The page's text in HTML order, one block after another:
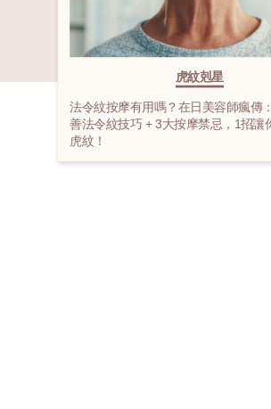
虎紋剋星
法令紋按摩有用嗎？在日美容師瘋傳
善法令紋技巧 + 3大按摩禁忌，1招讓
虎紋！